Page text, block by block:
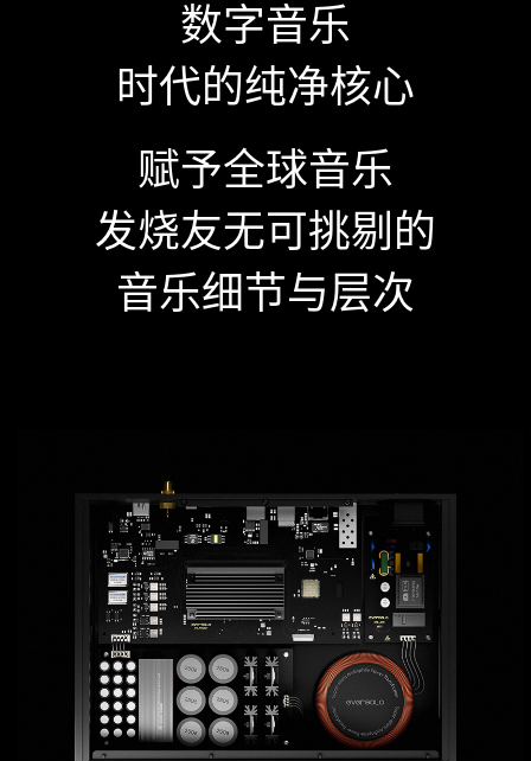
数字音乐
时代的纯净核心
赋予全球音乐
发烧友无可挑剔的
音乐细节与层次